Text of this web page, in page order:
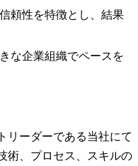
頼性を特徴とし、結果
な企業組織でペースを
リーダーである当社にて
術、プロセス、スキルの